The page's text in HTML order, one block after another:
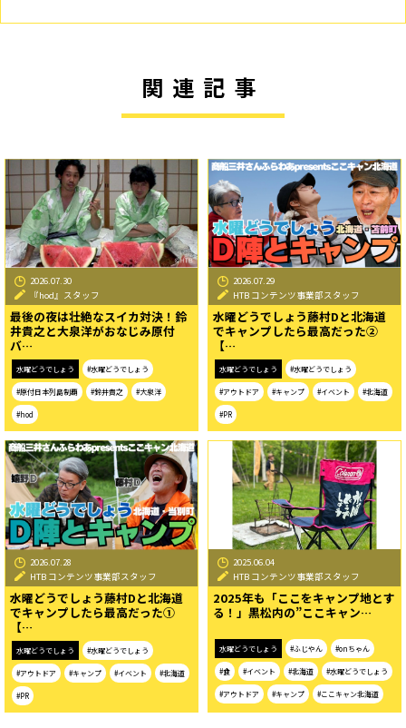
関連記事
2026.07.30
『hod』スタッフ
最後の夜は壮絶なスイカ対決！鈴
井貴之と大泉洋がおなじみ原付
バ…
水曜どうでしょう #水曜どうでしょう
#原付日本列島制覇 #鈴井貴之 #大泉洋
#hod
2026.07.29
HTB コンテンツ事業部スタッフ
水曜どうでしょう藤村Dと北海道
でキャンプしたら最高だった②
【…
水曜どうでしょう #水曜どうでしょう
#アウトドア #キャンプ #イベント #北海道
#PR
2026.07.28
HTB コンテンツ事業部スタッフ
水曜どうでしょう藤村Dと北海道
でキャンプしたら最高だった①
【…
水曜どうでしょう #水曜どうでしょう
#アウトドア #キャンプ #イベント #北海道
#PR
2025.06.04
HTB コンテンツ事業部スタッフ
2025年も「ここをキャンプ地とす
る！」黒松内の”ここキャン…
水曜どうでしょう #ふじやん #onちゃん
#食 #イベント #北海道 #水曜どうでしょう
#アウトドア #キャンプ #ここキャン北海道